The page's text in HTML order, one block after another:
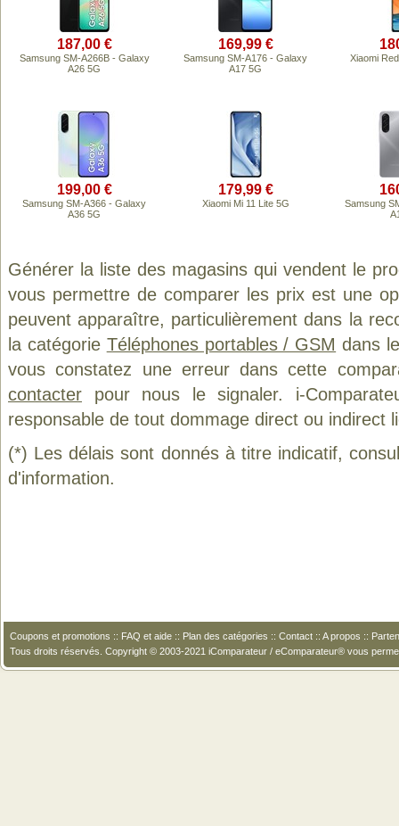
187,00 €
Samsung SM-A266B - Galaxy
A26 5G
169,99 €
Samsung SM-A176 - Galaxy
A17 5G
Xiaomi
199,00 €
Samsung SM-A366 - Galaxy
A36 5G
179,99 €
Xiaomi Mi 11 Lite 5G
Samsung
Générer la liste des magasins qui vendent le
vous permettre de comparer les prix est une
peuvent apparaître, particulièrement dans la
la catégorie Téléphones portables / GSM dans
vous constatez une erreur dans cette
contacter pour nous le signaler. i-
responsable de tout dommage direct ou indirect
(*) Les délais sont donnés à titre indicatif,
d'information.
Coupons et promotions :: FAQ et aide :: Plan des catégories :: Contact :: A propos ::
Tous droits réservés. Copyright © 2003-2021 iComparateur / eComparateur® vous